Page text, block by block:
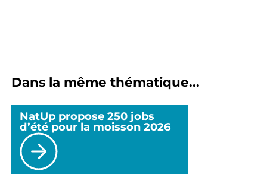
Dans la même thématique...
NatUp propose 250 jobs
d’été pour la moisson 2026